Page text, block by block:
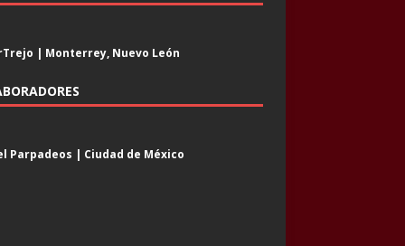
| Monterrey, Nuevo León
Parpadeos | Ciudad de México